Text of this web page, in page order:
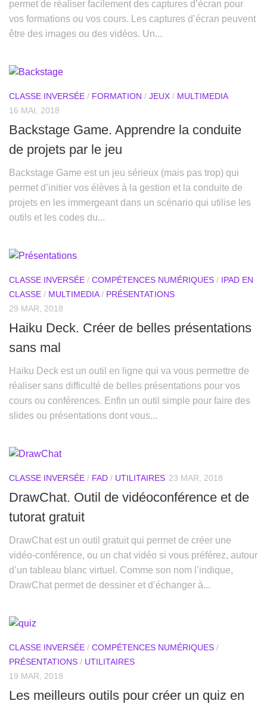
permet de réaliser facilement des captures d’écran pour
vos formations ou vos cours. Les captures d’écran peuvent
être des images ou des vidéos. Un...
CLASSE INVERSÉE / FORMATION / JEUX / MULTIMEDIA
16 MAI, 2018
Backstage Game. Apprendre la conduite
de projets par le jeu
Backstage Game est un jeu sérieux (mais pas trop) qui
permet d’initier vos élèves à la gestion et la conduite de
projets en les immergeant dans un scénario qui utilise les
outils et les codes du...
CLASSE INVERSÉE / COMPÉTENCES NUMÉRIQUES / IPAD EN
CLASSE / MULTIMEDIA/ PRÉSENTATIONS
29 MAR, 2018
Haiku Deck. Créer de belles présentations
sans mal
Haiku Deck est un outil en ligne qui va vous permettre de
réaliser sans difficulté de belles présentations pour vos
cours ou conférences. Enfin un outil simple pour faire des
slides ou présentations dont vous...
CLASSE INVERSÉE / FAD / UTILITAIRES 23 MAR, 2018
DrawChat. Outil de vidéoconférence et de
tutorat gratuit
DrawChat est un outil gratuit qui permet de créer une
vidéo-conférence, ou un chat vidéo si vous préférez, autour
d’un tableau blanc virtuel. Comme son nom l’indique,
DrawChat permet de dessiner et d’échanger à...
CLASSE INVERSÉE / COMPÉTENCES NUMÉRIQUES /
PRÉSENTATIONS / UTILITAIRES
19 MAR, 2018
Les meilleurs outils pour créer un quiz en